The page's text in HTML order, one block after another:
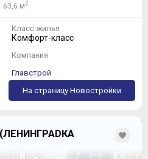
63,6 м2
Класс жилья
Комфорт-класс
Компания
Главстрой
На страницу Новостройки